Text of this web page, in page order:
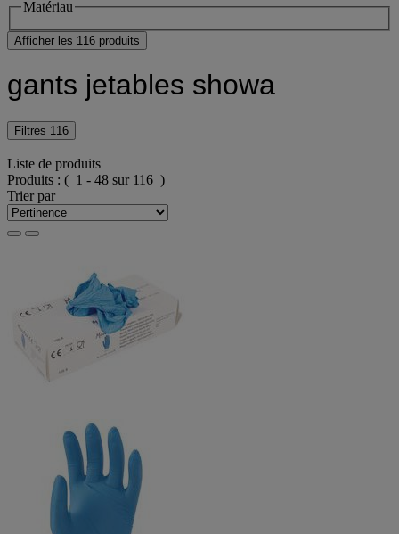
Matériau
Afficher les 116 produits
gants jetables showa
Filtres 116
Liste de produits
Produits : ( 1 - 48 sur 116 )
Trier par